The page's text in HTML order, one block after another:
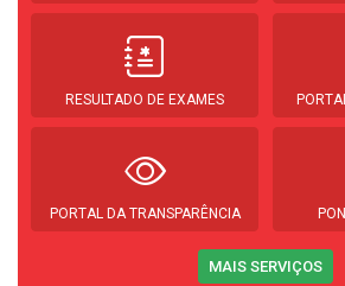
RESULTADO DE EXAMES
PORTAL DA TRANSPARÊNCIA
MAIS SERVIÇOS